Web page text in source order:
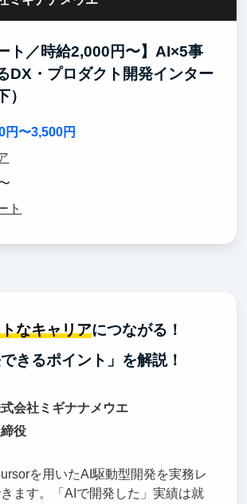
ト／時給2,000円〜】AI×5事
DX・プロダクト開発インター
）
円〜3,500円
ト
なキャリアにつながる！
できるポイント」を解説！
会社ミギナナメウエ
役
を用いたAI駆動型開発を実務レ
ます。「AIで開発した」実績は就